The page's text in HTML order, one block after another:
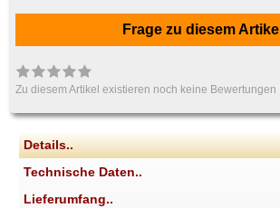
Frage zu diesem Artikel
Zu diesem Artikel existieren noch keine Bewertungen
Details..
Technische Daten..
Lieferumfang..